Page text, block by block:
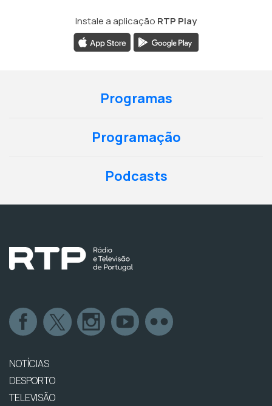
Instale a aplicação RTP Play
Programas
Programação
Podcasts
NOTÍCIAS
DESPORTO
TELEVISÃO